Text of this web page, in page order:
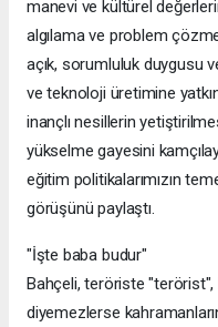
manevi ve kültürel
algılama ve problem
açık, sorumluluk duygusu
ve teknoloji üretimine
inançlı nesillerin
yükselme gayesini
eğitim politikalarımızın
görüşünü paylaştı.
"İşte baba budur"
Bahçeli, teröriste "terörist",
diyemezlerse